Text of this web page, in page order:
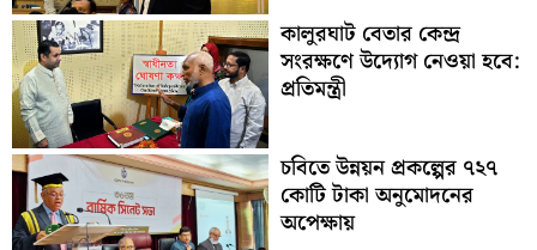
কালুরঘাট বেতার কেন্দ্র
সংরক্ষণে উদ্যোগ নেওয়া হবে:
প্রতিমন্ত্রী
চবিতে উন্নয়ন প্রকল্পের ৭২৭
কোটি টাকা অনুমোদনের
অপেক্ষায়